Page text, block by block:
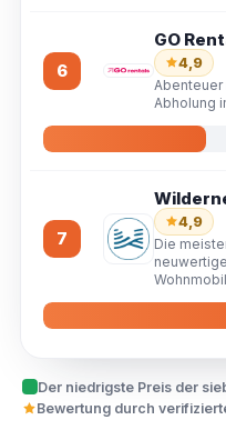
6
GO
4,9
Abenteuer
Abholung
7
4,9
Die
Der niedrigste Preis der
Bewertung durch